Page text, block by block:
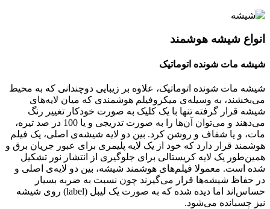
انواع شیشه هوشمند
شیشه مات شونده اتوماتیک
شیشه مات شونده اتوماتیک، علاوه بر زیبایی دوچندانی که به محیط
می‌بخشند، به وسیله‌ی میکروفیلم هوشمندی که میان لایه‌های
شیشه قرار گرفته ‌تنها با یک کلیک به صورت خودکار تغییر رنگ
می‌دهند و می‌توان آن‌ها را به صورت تدریجی و یا 100 در صد تیره‌،
مات، و یا شفاف و روشن کرد. بین دو لایه شیشه‌ی اصلی، یک فیلم
هوشمند قرار دارد که خود از یک لایه‌ پلیمری برای عبور جریان برق و
همین‌طور یک لایه کریستالی برای جلوگیری از انتشار نور تشکیل
شده است. معمولا فیلم‌های هوشمند شیشه، بین دو لایه‌ی اصلی و
در حفاظ شیشه‌ها قرار می‌گیرند چون نسبت به ضربه بسیار
حساس‌اند اما دیده شده که به صورت یک لیبل (label) روی شیشه
نیز چسبانده می‌شود.